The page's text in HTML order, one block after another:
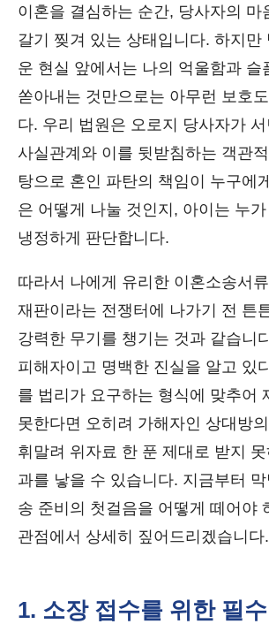
이혼을 결심하는 순간, 당사자의 마
갈기 찢겨 있는 상태입니다. 하지만
운 현실 앞에서는 나의 억울함과 슬
쏟아내는 것만으로는 아무런 보호
다. 우리 법원은 오로지 당사자가
사실관계와 이를 뒷받침하는 객관
탕으로 혼인 파탄의 책임이 누구에
은 어떻게 나눌 것인지, 아이는 누
냉정하게 판단합니다.
따라서 나에게 유리한 이혼소송서
재판이라는 전쟁터에 나가기 전 튼
강력한 무기를 챙기는 것과 같습니
피해자이고 명백한 진실을 알고 있
를 법리가 요구하는 형식에 맞추어
못한다면 오히려 가해자인 상대방
휘말려 위자료 한 푼 제대로 받지
과를 낳을 수 있습니다. 지금부터
송 준비의 첫걸음을 어떻게 떼어야
관점에서 상세히 짚어드리겠습니다.
1. 소장 접수를 위한 필